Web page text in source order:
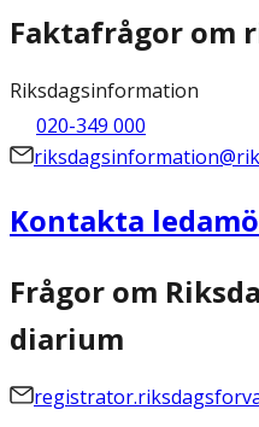
Faktafrågor om
Riksdagsinformation
020-349 000
Kontakta
Frågor om
diarium